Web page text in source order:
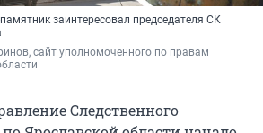
заинтересовал председателя СК
сайт уполномоченного по правам
Следственного